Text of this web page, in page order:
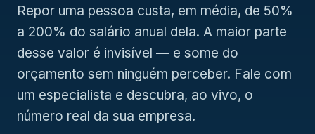
Repor uma pessoa custa, em média, de 50%
a 200% do salário anual dela. A maior parte
desse valor é invisível — e some do
orçamento sem ninguém perceber. Fale com
um especialista e descubra, ao vivo, o
número real da sua empresa.